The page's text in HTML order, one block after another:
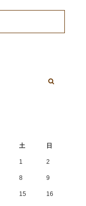
土 日
1 2
8 9
15 16